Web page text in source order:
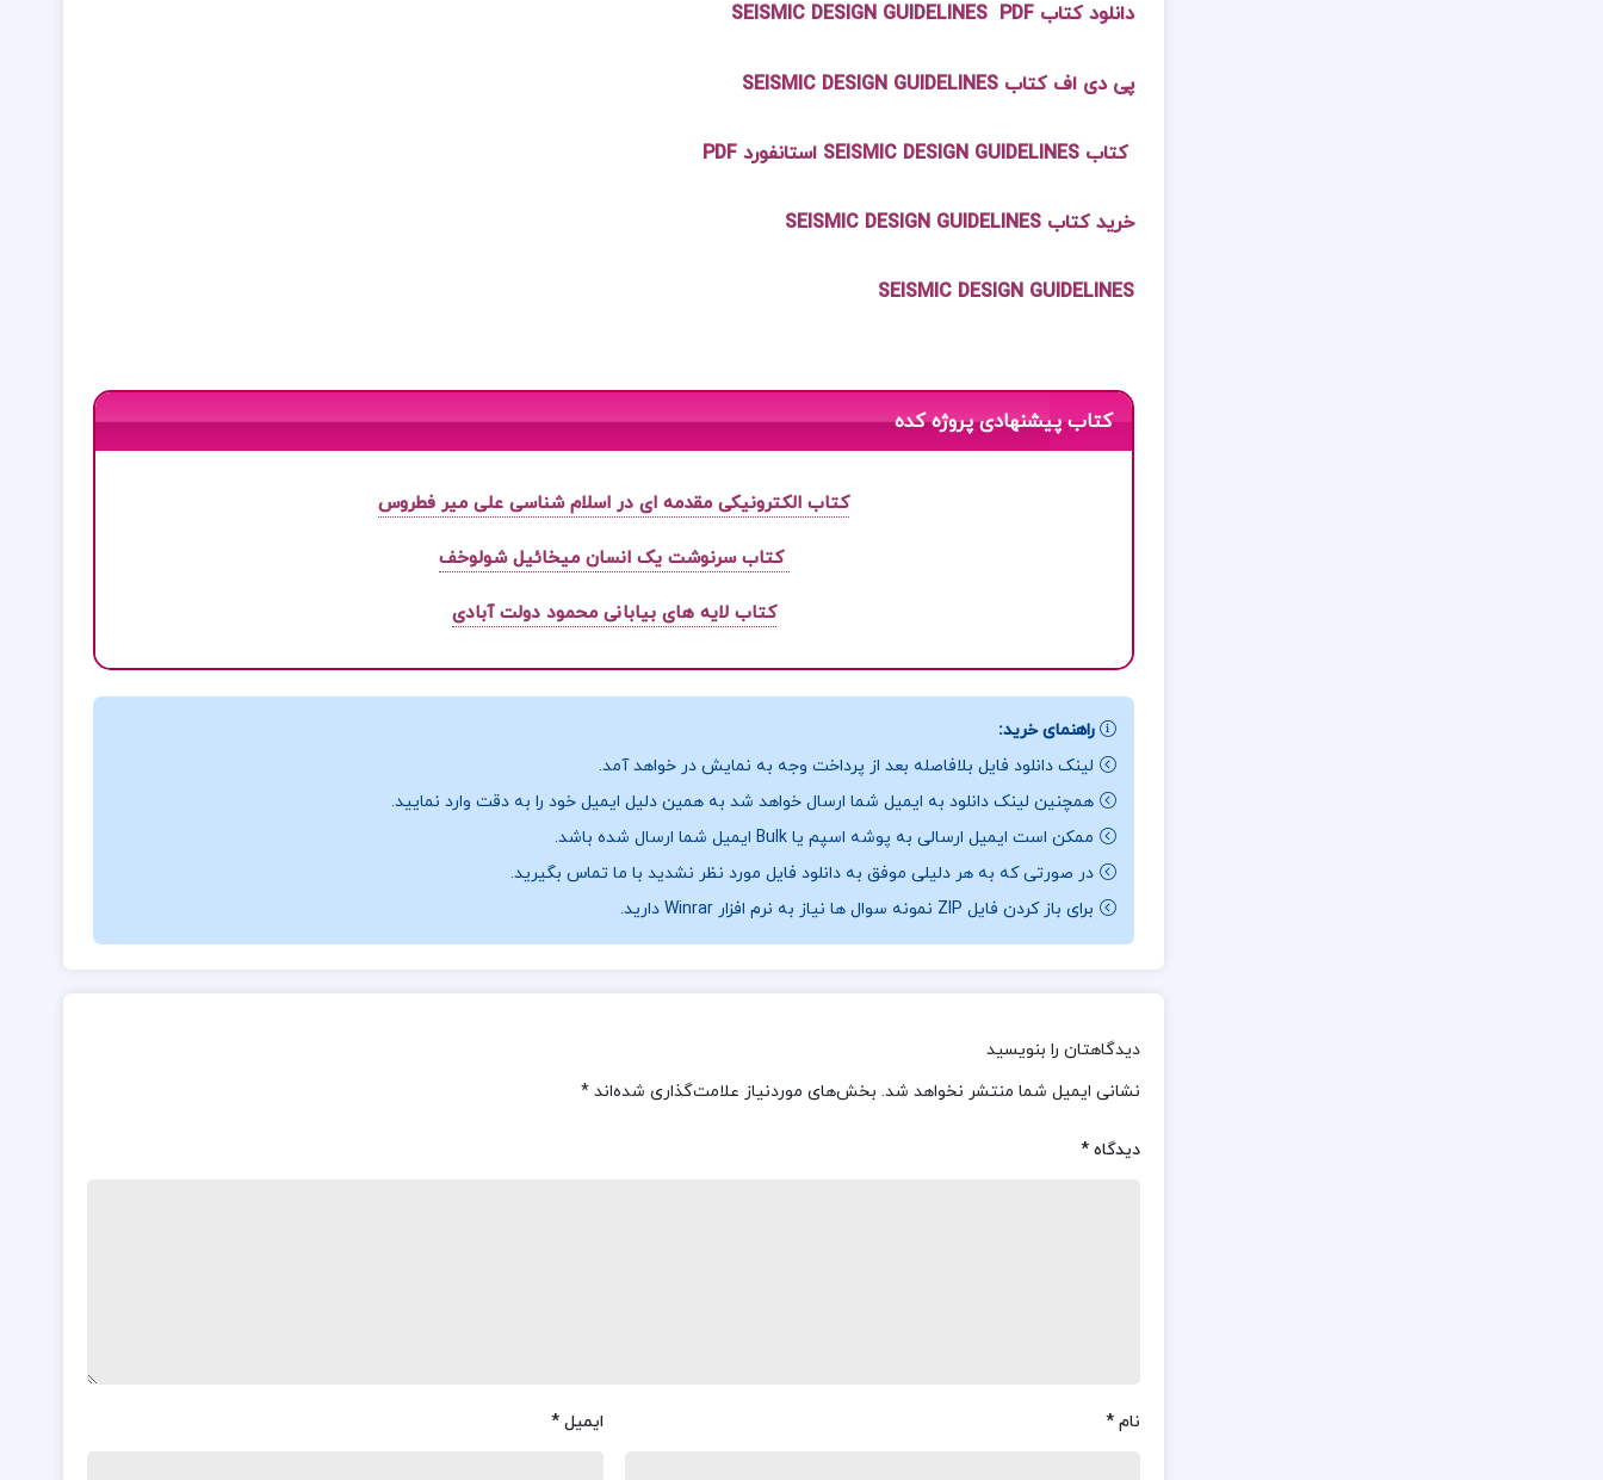
دانلود کتاب SEISMIC DESIGN GUIDELINES PDF
پی دی اف کتاب SEISMIC DESIGN GUIDELINES
کتاب SEISMIC DESIGN GUIDELINES استانفورد PDF
خرید کتاب SEISMIC DESIGN GUIDELINES
SEISMIC DESIGN GUIDELINES
کتاب پیشنهادی پروژه کده
کتاب الکترونیکی مقدمه ای در اسلام شناسی علی میر فطروس
کتاب سرنوشت یک انسان میخائیل شولوخف
کتاب لایه های بیابانی محمود دولت آبادی
راهنمای خرید:
لینک دانلود فایل بلافاصله بعد از پرداخت وجه به نمایش در خواهد آمد.
همچنین لینک دانلود به ایمیل شما ارسال خواهد شد به همین دلیل ایمیل خود را به دقت وارد نمایید.
ممکن است ایمیل ارسالی به پوشه اسپم یا Bulk ایمیل شما ارسال شده باشد.
در صورتی که به هر دلیلی موفق به دانلود فایل مورد نظر نشدید با ما تماس بگیرید.
برای باز کردن فایل ZIP نمونه سوال ها نیاز به نرم افزار Winrar دارید.
دیدگاهتان را بنویسید
نشانی ایمیل شما منتشر نخواهد شد. بخش‌های موردنیاز علامت‌گذاری شده‌اند *
دیدگاه *
نام * ایمیل *